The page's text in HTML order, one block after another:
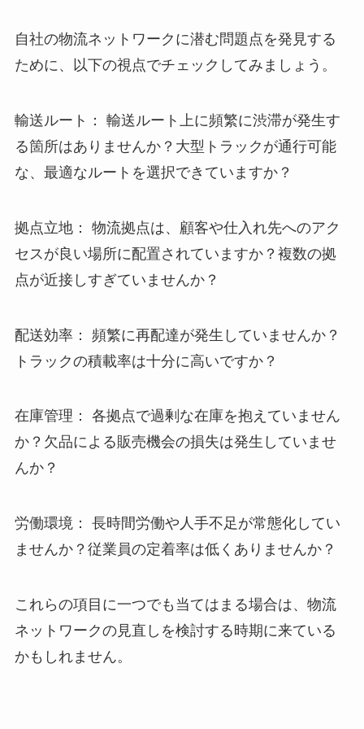
自社の物流ネットワークに潜む問題点を発見する
ために、以下の視点でチェックしてみましょう。
輸送ルート： 輸送ルート上に頻繁に渋滞が発生す
る箇所はありませんか？大型トラックが通行可能
な、最適なルートを選択できていますか？
拠点立地： 物流拠点は、顧客や仕入れ先へのアク
セスが良い場所に配置されていますか？複数の拠
点が近接しすぎていませんか？
配送効率： 頻繁に再配達が発生していませんか？
トラックの積載率は十分に高いですか？
在庫管理： 各拠点で過剰な在庫を抱えていません
か？欠品による販売機会の損失は発生していませ
んか？
労働環境： 長時間労働や人手不足が常態化してい
ませんか？従業員の定着率は低くありませんか？
これらの項目に一つでも当てはまる場合は、物流
ネットワークの見直しを検討する時期に来ている
かもしれません。